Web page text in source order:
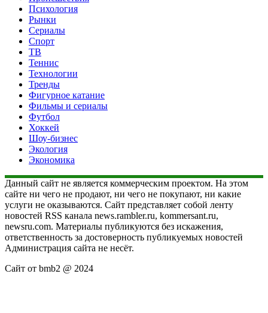
Психология
Рынки
Сериалы
Спорт
ТВ
Теннис
Технологии
Тренды
Фигурное катание
Фильмы и сериалы
Футбол
Хоккей
Шоу-бизнес
Экология
Экономика
Данный сайт не является коммерческим проектом. На этом
сайте ни чего не продают, ни чего не покупают, ни какие
услуги не оказываются. Сайт представляет собой ленту
новостей RSS канала news.rambler.ru, kommersant.ru,
newsru.com. Материалы публикуются без искажения,
ответственность за достоверность публикуемых новостей
Администрация сайта не несёт.
Сайт от bmb2 @ 2024